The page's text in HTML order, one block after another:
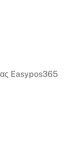
Easypos365